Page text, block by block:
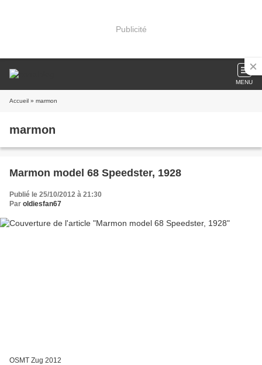
Publicité
MENU
Accueil » marmon
marmon
Marmon model 68 Speedster, 1928
Publié le 25/10/2012 à 21:30
Par oldiesfan67
OSMT Zug 2012